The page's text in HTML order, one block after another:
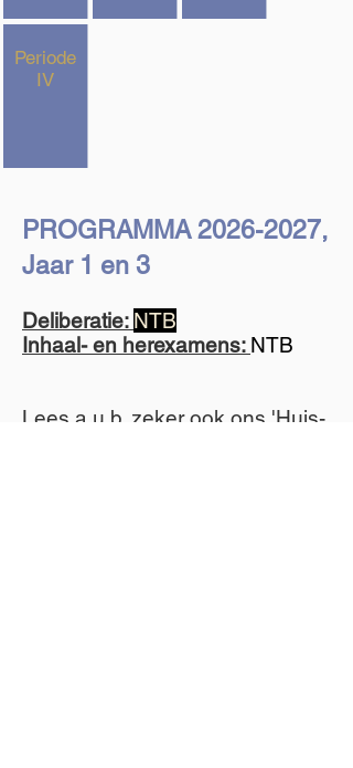
Periode
IV
PROGRAMMA2026-2027,
Jaar 1 en 3
Deliberatie: NTB
Inhaal- en herexamens: NTB
Lees a.u.b. zeker ook ons 'Huis-